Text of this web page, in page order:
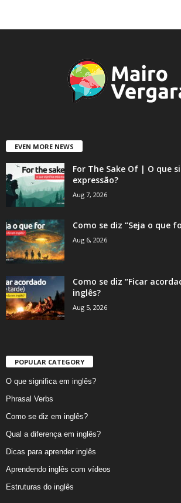
EVEN MORE NEWS
For The Sake Of | O que
expressão?
Aug 7, 2026
Como se diz “Seja o que
Aug 6, 2026
Como se diz “Ficar
inglês?
Aug 5, 2026
POPULAR CATEGORY
O que significa em inglês?
Phrasal Verbs
Como se diz em inglês?
Qual a diferença em inglês?
Dicas para aprender inglês
Aprendendo inglês com vídeos
Estruturas do inglês